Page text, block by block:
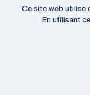
© 2026 MJC
Ce site web utilise
En utilisant